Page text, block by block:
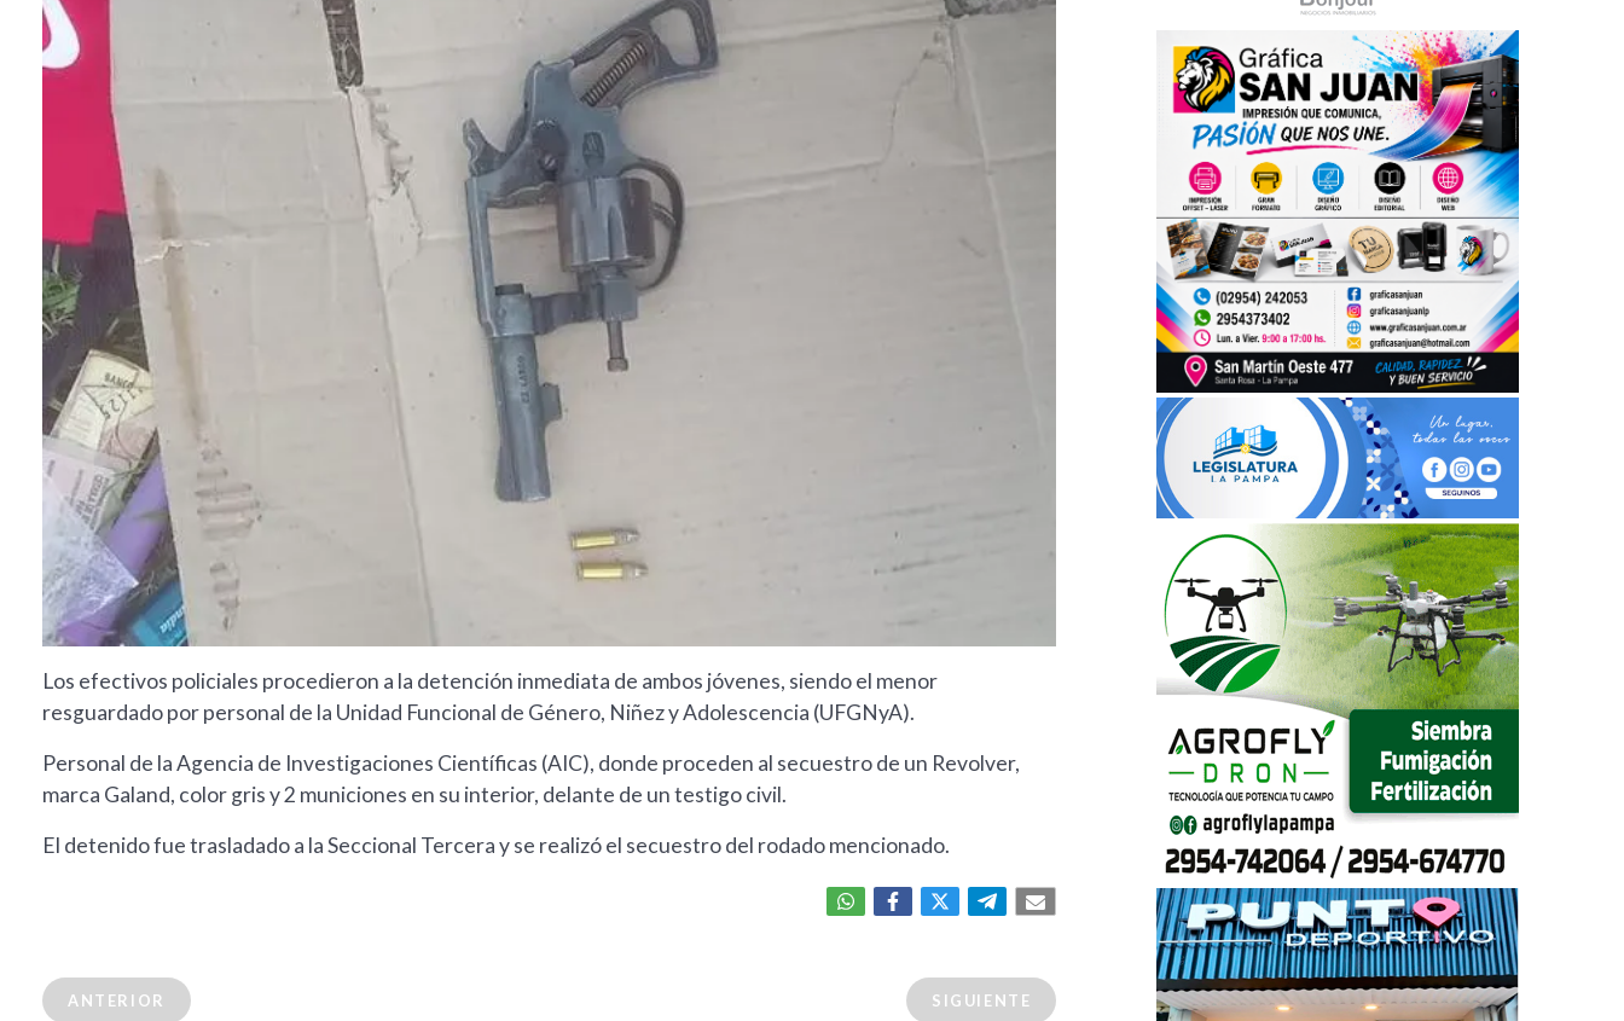
Los efectivos policiales procedieron a la detención inmediata de ambos jóvenes, siendo el menor
resguardado por personal de la Unidad Funcional de Género, Niñez y Adolescencia (UFGNyA).
Personal de la Agencia de Investigaciones Científicas (AIC), donde proceden al secuestro de un Revolver,
marca Galand, color gris y 2 municiones en su interior, delante de un testigo civil.
El detenido fue trasladado a la Seccional Tercera y se realizó el secuestro del rodado mencionado.
ANTERIOR SIGUIENTE